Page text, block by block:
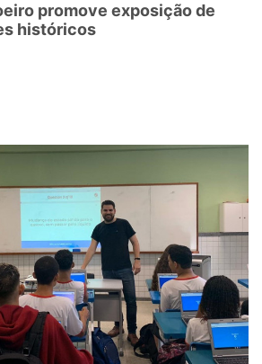
promove exposição de
históricos